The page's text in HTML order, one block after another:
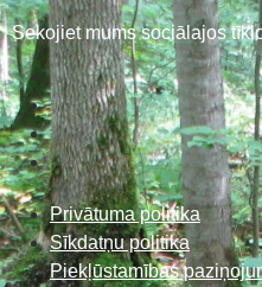
Sekojiet mums sociālajos
Privātuma politika
Sīkdatņu politika
Piekļūstamības